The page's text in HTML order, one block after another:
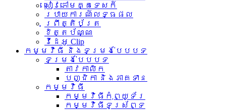
សៀវភៅមគ្គទេសក៍
របាយការណ៍លទ្ធផល
ព្រឹត្តិប័ត្រ
ខិត្តប័ណ្ណ
វីដេអូ Clip
កម្មវិធី និងទម្រង់បែបបទ
ទម្រង់បែបបទ
តាវកាលិក
បញ្ជិកា និងភាគទាន
កម្មវិធី
កម្មវិធីកុំព្យូទ័រ
កម្មវិធីទូរស័ព្ទ